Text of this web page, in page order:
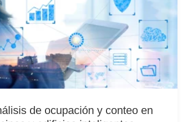
de ocupación y conteo en